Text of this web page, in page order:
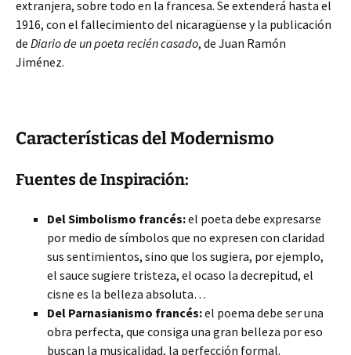
extranjera, sobre todo en la francesa. Se extenderá hasta el
1916, con el fallecimiento del nicaragüense y la publicación
de Diario de un poeta recién casado, de Juan Ramón
Jiménez.
Características del Modernismo
Fuentes de Inspiración:
Del Simbolismo francés:el poeta debe expresarse
por medio de símbolos que no expresen con claridad
sus sentimientos, sino que los sugiera, por ejemplo,
el sauce sugiere tristeza, el ocaso la decrepitud, el
cisne es la belleza absoluta…
Del Parnasianismo francés:el poema debe ser una
obra perfecta, que consiga una gran belleza por eso
buscan la musicalidad, la perfección formal.